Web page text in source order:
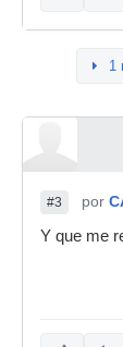
1
#3 por
Y que me